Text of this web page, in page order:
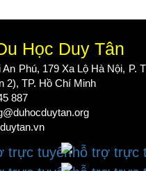
Học Duy Tân
Phú, 179 Xa Lộ Hà Nội, P.
2), TP. Hồ Chí Minh
887